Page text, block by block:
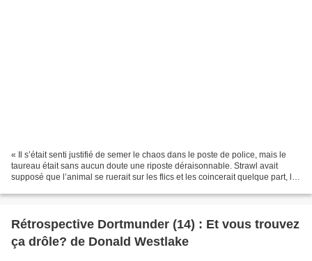
« Il s’était senti justifié de semer le chaos dans le poste de police, mais le
taureau était sans aucun doute une riposte déraisonnable. Strawl avait
supposé que l’animal se ruerait sur les flics et les coincerait quelque part, le
Rétrospective Dortmunder (14) : Et vous trouvez
ça drôle? de Donald Westlake